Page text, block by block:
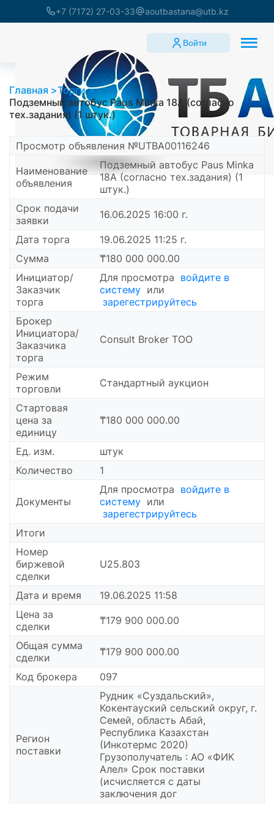
+7 (7172) 27-03-33 aoutbastana@utb.kz
Войти
Главная
Торги
Подземный автобус Paus Minka 18A (согласно
тех.задания) (1 штук.)
Просмотр объявления №UTBA00116246
Наименование
объявления
Подземный автобус Paus Minka
18A (согласно тех.задания) (1
штук.)
Срок подачи
заявки
16.06.2025 16:00 г.
Дата торга
19.06.2025 11:25 г.
Сумма
₸180 000 000.00
Инициатор/
Заказчик
торга
Для просмотра войдите в
систему или
зарегестрируйтесь
Брокер
Инициатора/
Заказчика
торга
Consult Broker ТОО
Режим
торговли
Стандартный аукцион
Cтартовая
цена за
единицу
₸180 000 000.00
Ед. изм.
штук
Количество
1
Документы
Для просмотра войдите в
систему или
зарегестрируйтесь
Итоги
Номер
биржевой
сделки
U25.803
Дата и время
19.06.2025 11:58
Цена за
сделки
₸179 900 000.00
Общая сумма
сделки
₸179 900 000.00
Код брокера 097
Регион
поставки
Рудник «Суздальский»,
Кокентауский сельский округ, г.
Семей, область Абай,
Республика Казахстан
(Инкотермс 2020)
Грузополучатель : АО «ФИК
Алел» Срок поставки
(исчисляется с даты
заключения дог